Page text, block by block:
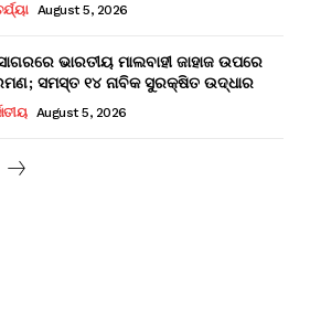
August 5, 2026
ଭାରତୀୟ ମାଲବାହୀ ଜାହାଜ ଉପରେ
ସମସ୍ତ ୧୪ ନାବିକ ସୁରକ୍ଷିତ ଉଦ୍ଧାର
August 5, 2026